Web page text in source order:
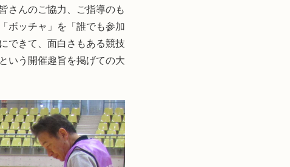
さんのご協力、ご指導のも
ボッチャ」を「誰でも参加
できて、面白さもある競技
いう開催趣旨を掲げての大